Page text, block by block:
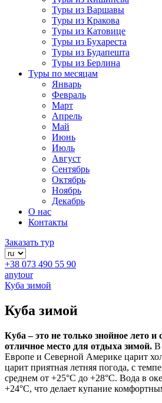
Туры из Варшавы
Туры из Кракова
Туры из Катовице
Туры из Бухареста
Туры из Будапешта
Туры из Берлина
Туры по месяцам
Январь
Февраль
Март
Апрель
Май
Июнь
Июль
Август
Сентябрь
Октябрь
Ноябрь
Декабрь
О нас
Контакты
Заказать тур
+38 073 490 55 90
anytour
Куба зимой
Куба зимой
Куба – это не только знойное лето
отличное место для отдыха зимой. В
Европе и Северной Америке царит
царит приятная летняя погода, с
среднем от +25°C до +28°C. Вода в
+24°C, что делает купание